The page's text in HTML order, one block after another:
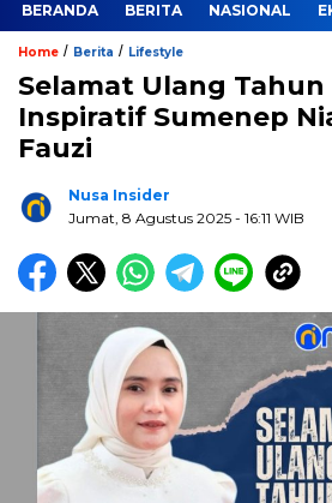
BERANDA BERITA NASIONAL
Home / Berita / Lifestyle
Selamat Ulang
Inspiratif Sumenep
Fauzi
Nusa Insider
Jumat, 8 Agustus 2025 - 16:11 WIB